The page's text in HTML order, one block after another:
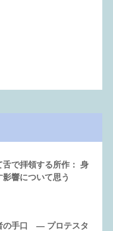
で拝領する所作： 身
響について思う
の手口 ― プロテスタ